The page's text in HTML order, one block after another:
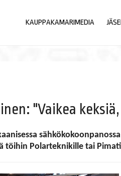
KAUPPAKAMARIMEDIA
"Vaikea
töihin Polarteknikille tai